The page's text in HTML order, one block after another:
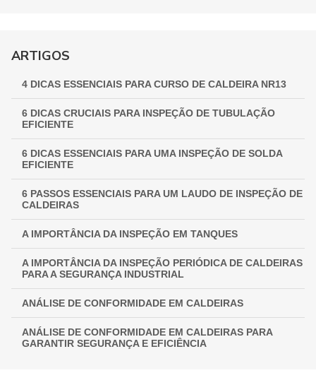
GUIA COMPLETO DE INSPEÇÃO DE VASOS DE PRESSÃO:
GARANTINDO SEGURANÇA E CONFORMIDADE
INSPEÇÃO NR 13: GARANTINDO SEGURANÇA E
CONFORMIDADE EM EQUIPAMENTOS INDUSTRIAIS
ARTIGOS
4 DICAS ESSENCIAIS PARA CURSO DE CALDEIRA NR13
6 DICAS CRUCIAIS PARA INSPEÇÃO DE TUBULAÇÃO
EFICIENTE
6 DICAS ESSENCIAIS PARA UMA INSPEÇÃO DE SOLDA
EFICIENTE
6 PASSOS ESSENCIAIS PARA UM LAUDO DE INSPEÇÃO DE
CALDEIRAS
A IMPORTÂNCIA DA INSPEÇÃO EM TANQUES
A IMPORTÂNCIA DA INSPEÇÃO PERIÓDICA DE CALDEIRAS
PARA A SEGURANÇA INDUSTRIAL
ANÁLISE DE CONFORMIDADE EM CALDEIRAS
ANÁLISE DE CONFORMIDADE EM CALDEIRAS PARA
GARANTIR SEGURANÇA E EFICIÊNCIA